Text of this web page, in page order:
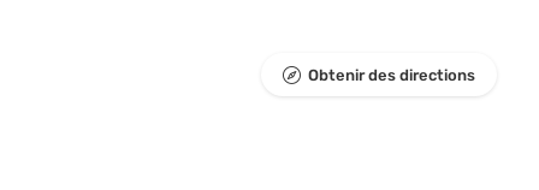
Obtenir des directions